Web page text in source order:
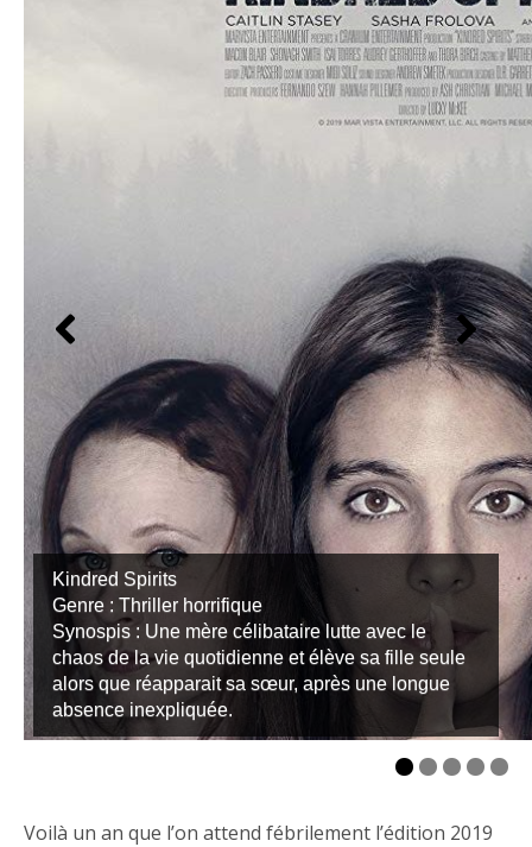
Kindred Spirits
Genre : Thriller horrifique
Synospis : Une mère célibataire lutte avec le
chaos de la vie quotidienne et élève sa fille seule
alors que réapparait sa sœur, après une longue
absence inexpliquée.
Voilà un an que l’on attend fébrilement l’édition 2019